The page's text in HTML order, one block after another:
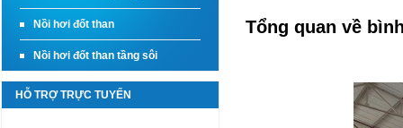
Nồi hơi đốt than
Nồi hơi đốt than tầng sôi
HỖ TRỢ TRỰC TUYẾN
Tổng quan về